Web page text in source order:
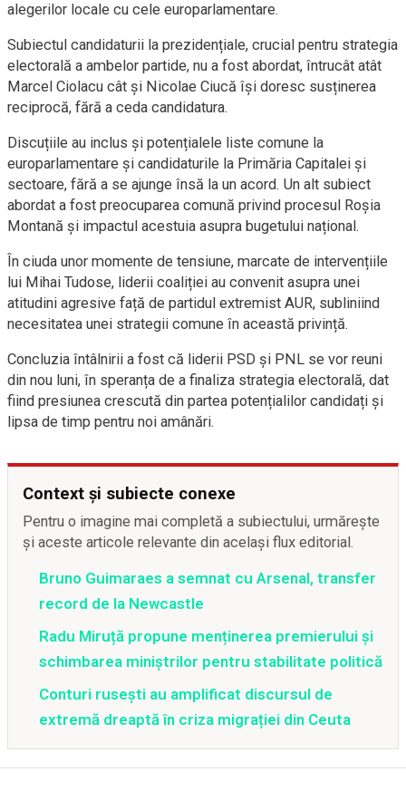
alegerilor locale cu cele europarlamentare.
Subiectul candidaturii la prezidențiale, crucial pentru strategia
electorală a ambelor partide, nu a fost abordat, întrucât atât
Marcel Ciolacu cât și Nicolae Ciucă își doresc susținerea
reciprocă, fără a ceda candidatura.
Discuțiile au inclus și potențialele liste comune la
europarlamentare și candidaturile la Primăria Capitalei și
sectoare, fără a se ajunge însă la un acord. Un alt subiect
abordat a fost preocuparea comună privind procesul Roșia
Montană și impactul acestuia asupra bugetului național.
În ciuda unor momente de tensiune, marcate de intervențiile
lui Mihai Tudose, liderii coaliției au convenit asupra unei
atitudini agresive față de partidul extremist AUR, subliniind
necesitatea unei strategii comune în această privință.
Concluzia întâlnirii a fost că liderii PSD și PNL se vor reuni
din nou luni, în speranța de a finaliza strategia electorală, dat
fiind presiunea crescută din partea potențialilor candidați și
lipsa de timp pentru noi amânări.
Context și subiecte conexe
Pentru o imagine mai completă a subiectului, urmărește
și aceste articole relevante din același flux editorial.
Bruno Guimaraes a semnat cu Arsenal, transfer
record de la Newcastle
Radu Miruță propune menținerea premierului și
schimbarea miniștrilor pentru stabilitate politică
Conturi rusești au amplificat discursul de
extremă dreaptă în criza migrației din Ceuta